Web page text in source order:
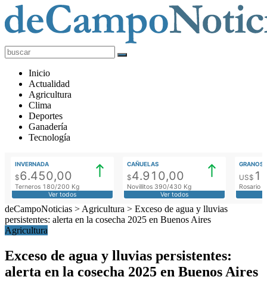
deCampoNoticias
Actualidad
Agropecuaria
Inicio
Actualidad
Agricultura
Clima
Deportes
Ganadería
Tecnología
INVERNADA
$6.450,00
Terneros 180/200 Kg
Ver todos
CAÑUELAS
$4.910,00
Novillitos 390/430 Kg
Ver todos
GRANOS
US$
Rosario
deCampoNoticias > Agricultura > Exceso de agua y lluvias
persistentes: alerta en la cosecha 2025 en Buenos Aires
Agricultura
Exceso de agua y lluvias persistentes:
alerta en la cosecha 2025 en Buenos Aires